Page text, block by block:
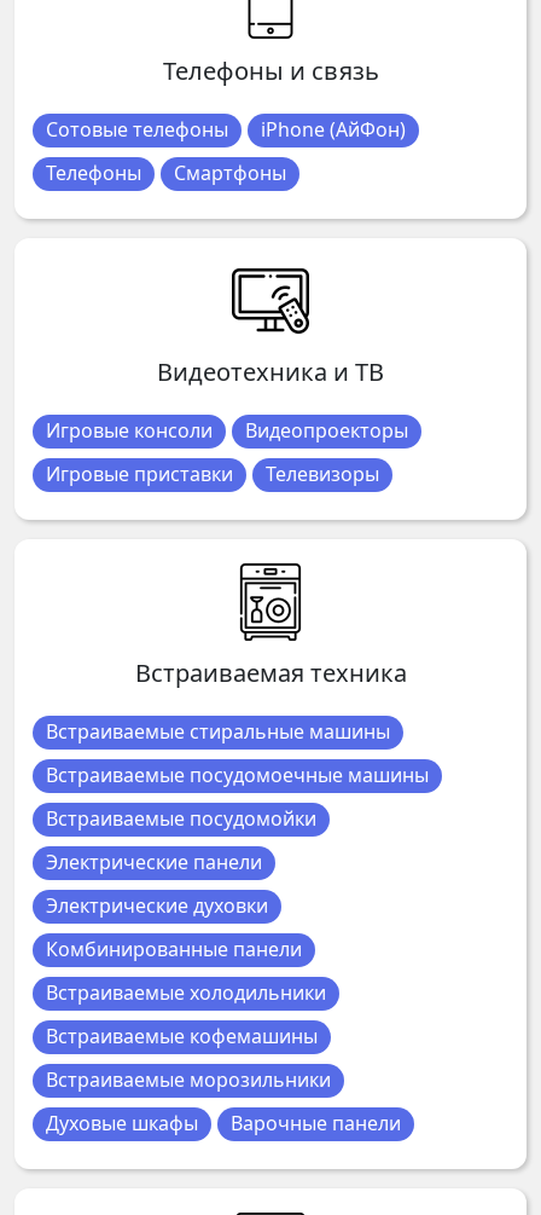
Телефоны и связь
Сотовые телефоны
iPhone (АйФон)
Телефоны
Смартфоны
Видеотехника и ТВ
Игровые консоли
Видеопроекторы
Игровые приставки
Телевизоры
Встраиваемая техника
Встраиваемые стиральные машины
Встраиваемые посудомоечные машины
Встраиваемые посудомойки
Электрические панели
Электрические духовки
Комбинированные панели
Встраиваемые холодильники
Встраиваемые кофемашины
Встраиваемые морозильники
Духовые шкафы
Варочные панели